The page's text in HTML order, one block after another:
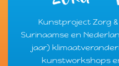
Kunstproject Zorg
Surinaamse en
jaar)
kunstworkshops